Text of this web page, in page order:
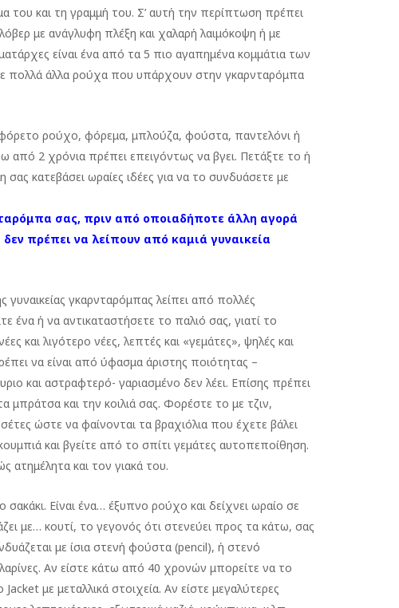
του και τη γραμμή του. Σ’ αυτή την περίπτωση πρέπει
με ανάγλυφη πλέξη και χαλαρή λαιμόκοψη ή με
είναι ένα από τα 5 πιο αγαπημένα κομμάτια των
πολλά άλλα ρούχα που υπάρχουν στην γκαρνταρόμπα
ρούχο, φόρεμα, μπλούζα, φούστα, παντελόνι ή
από 2 χρόνια πρέπει επειγόντως να βγει. Πετάξτε το ή
κατεβάσει ωραίες ιδέες για να το συνδυάσετε με
σας, πριν από οποιαδήποτε άλλη αγορά
πρέπει να λείπουν από καμιά γυναικεία
γυναικείας γκαρνταρόμπας λείπει από πολλές
ένα ή να αντικαταστήσετε το παλιό σας, γιατί το
και λιγότερο νέες, λεπτές και «γεμάτες», ψηλές και
να είναι από ύφασμα άριστης ποιότητας –
και αστραφτερό- γαριασμένο δεν λέει. Επίσης πρέπει
μπράτσα και την κοιλιά σας. Φορέστε το με τζιν,
ώστε να φαίνονται τα βραχιόλια που έχετε βάλει
και βγείτε από το σπίτι γεμάτες αυτοπεποίθηση.
ατημέλητα και τον γιακά του.
σακάκι. Είναι ένα… έξυπνο ρούχο και δείχνει ωραίο σε
με… κουτί, το γεγονός ότι στενεύει προς τα κάτω, σας
με ίσια στενή φούστα (pencil), ή στενό
Αν είστε κάτω από 40 χρονών μπορείτε να το
με μεταλλικά στοιχεία. Αν είστε μεγαλύτερες